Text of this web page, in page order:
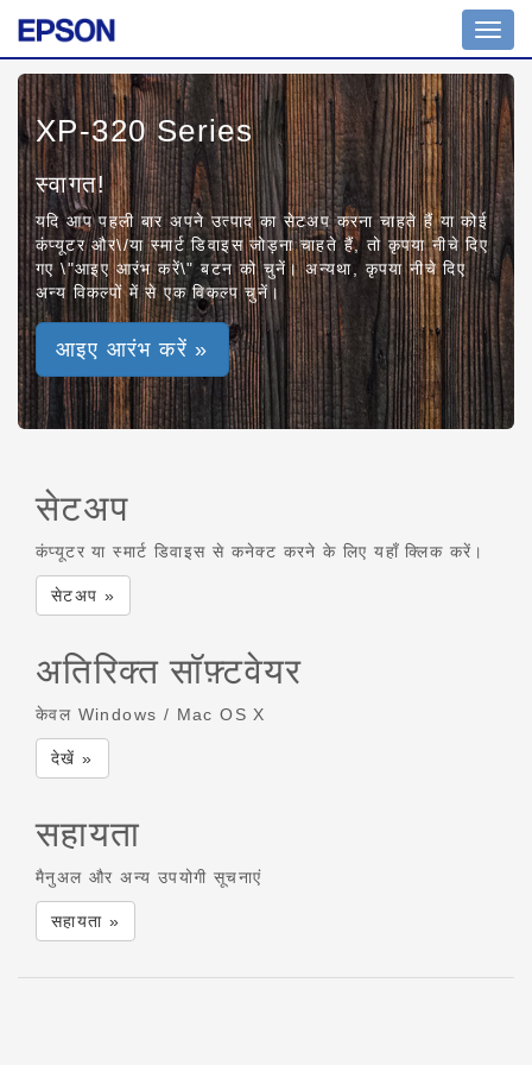
XP-320 Series
स्वागत!
यदि आप पहली बार अपने उत्पाद का सेटअप करना चाहते हैं या कोई
कंप्यूटर और\/या स्मार्ट डिवाइस जोड़ना चाहते हैं, तो कृपया नीचे दिए
गए \"आइए आरंभ करें\" बटन को चुनें। अन्यथा, कृपया नीचे दिए
अन्य विकल्पों में से एक विकल्प चुनें।
आइए आरंभ करें »
सेटअप
कंप्यूटर या स्मार्ट डिवाइस से कनेक्ट करने के लिए यहाँ क्लिक करें।
सेटअप »
अतिरिक्त सॉफ़्टवेयर
केवल Windows / Mac OS X
देखें »
सहायता
मैनुअल और अन्य उपयोगी सूचनाएं
सहायता »